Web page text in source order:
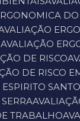
AVALIAÇÃO
AVALIAÇÃO
DE RISCO
DE RISCO
ESPIRITO
TRABALHO